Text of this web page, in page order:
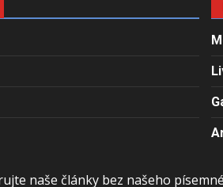
naše články bez našeho